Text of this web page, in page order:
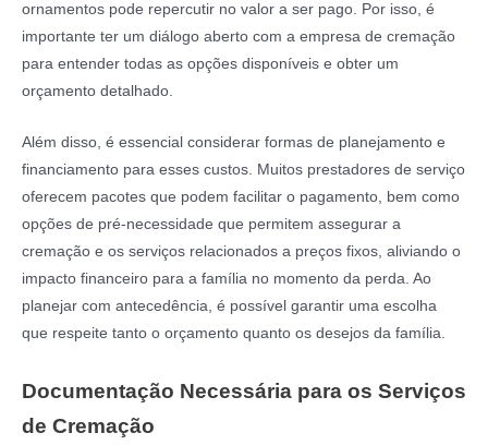
ornamentos pode repercutir no valor a ser pago. Por isso, é
importante ter um diálogo aberto com a empresa de cremação
para entender todas as opções disponíveis e obter um
orçamento detalhado.
Além disso, é essencial considerar formas de planejamento e
financiamento para esses custos. Muitos prestadores de serviço
oferecem pacotes que podem facilitar o pagamento, bem como
opções de pré-necessidade que permitem assegurar a
cremação e os serviços relacionados a preços fixos, aliviando o
impacto financeiro para a família no momento da perda. Ao
planejar com antecedência, é possível garantir uma escolha
que respeite tanto o orçamento quanto os desejos da família.
Documentação Necessária para os Serviços
de Cremação